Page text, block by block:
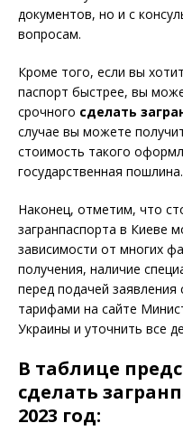
документов, но и с
вопросам.
Кроме того, если вы
паспорт быстрее, вы
срочного сделать
случае вы можете
стоимость такого
государственная пошлина.
Наконец, отметим, что
загранпаспорта в Киеве
зависимости от многих
получения, наличие
перед подачей заявления
тарифами на сайте
Украины и уточнить все
В таблице
сделать
2023 год: